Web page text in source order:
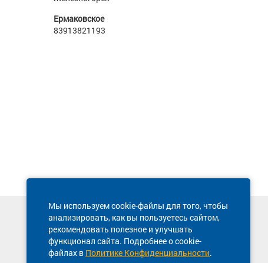
Ермаковское
83913821193
Мы используем cookie-файлы для того, чтобы
анализировать, как вы пользуетесь сайтом,
рекомендовать полезное и улучшать
функционал сайта. Подробнее о cookie-
файлах в Политике Конфиденциальности.
Техническая поддержка сайта
8 800 600-03-38